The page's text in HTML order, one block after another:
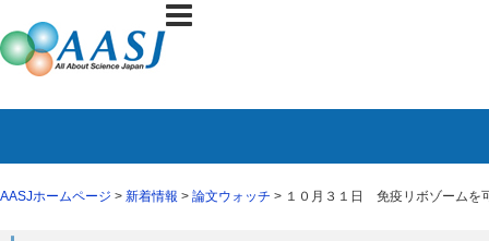
AASJホームページ > 新着情報 > 論文ウォッチ > １０月３１日 免疫リボゾームを